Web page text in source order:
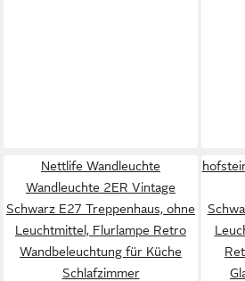
Nettlife Wandleuchte
Wandleuchte 2ER Vintage
Schwarz E27 Treppenhaus, ohne
Leuchtmittel, Flurlampe Retro
Wandbeleuchtung für Küche
Schlafzimmer